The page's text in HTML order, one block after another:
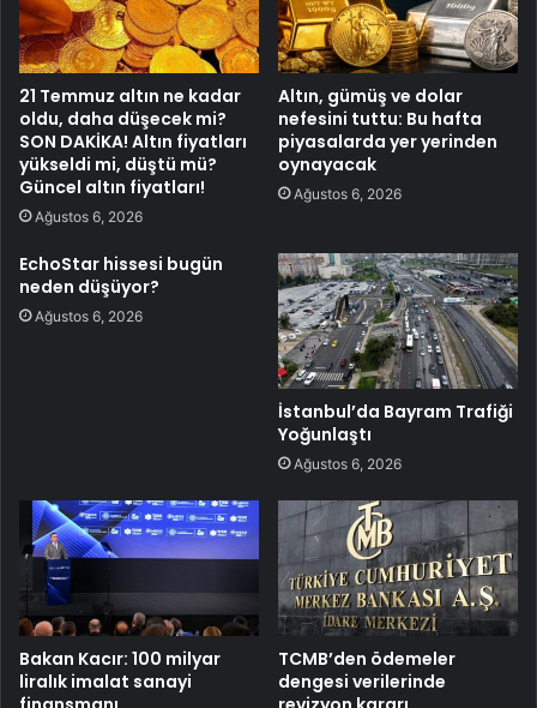
21 Temmuz altın ne kadar
oldu, daha düşecek mi?
SON DAKİKA! Altın fiyatları
yükseldi mi, düştü mü?
Güncel altın fiyatları!
Ağustos 6, 2026
Altın, gümüş ve dolar
nefesini tuttu: Bu hafta
piyasalarda yer yerinden
oynayacak
Ağustos 6, 2026
EchoStar hissesi bugün
neden düşüyor?
Ağustos 6, 2026
İstanbul’da Bayram Trafiği
Yoğunlaştı
Ağustos 6, 2026
Bakan Kacır: 100 milyar
liralık imalat sanayi
TCMB’den ödemeler
dengesi verilerinde